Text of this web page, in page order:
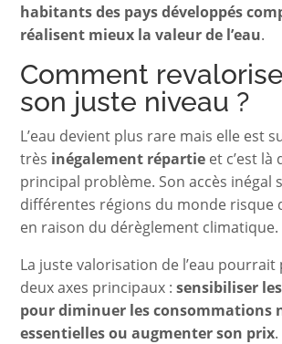
habitants des pays développés
réalisent mieux la valeur de l’eau.
Comment
son juste niveau ?
L’eau devient plus rare mais elle est
très inégalement répartie et c’est là
principal problème. Son accès inégal
différentes régions du monde risque
en raison du dérèglement climatique.
La juste valorisation de l’eau pourrait
deux axes principaux :sensibiliser
pour diminuer les consommations
essentielles ou augmenter son prix.